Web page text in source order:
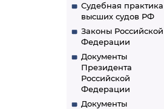
Судебная практика
высших судов РФ
Законы Российской
Федерации
Документы
Президента
Российской
Федерации
Документы